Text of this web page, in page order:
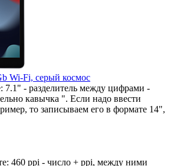
Wi-Fi, серый космос
7.1" - разделитель между цифрами -
кавычка ". Если надо ввести
то записываем его в формате 14",
460 ppi - число + ppi, между ними